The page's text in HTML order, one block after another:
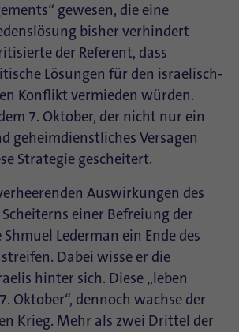
gewesen, die eine
bisher verhindert
der Referent, dass
Lösungen für den israelisch-
Konflikt vermieden würden.
7. Oktober, der nicht nur ein
geheimdienstliches Versagen
Strategie gescheitert.
Auswirkungen des
einer Befreiung der
Lederman ein Ende des
Dabei wisse er die
hinter sich. Diese „leben
Oktober“, dennoch wachse der
Krieg. Mehr als zwei Drittel der